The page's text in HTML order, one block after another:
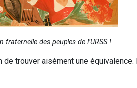
fraternelle des peuples de l’URSS !
trouver aisément une équivalence.